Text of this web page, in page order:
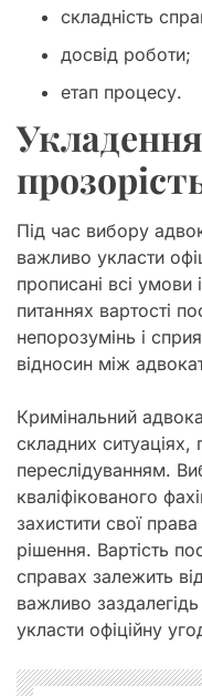
складність
досвід роботи;
етап процесу.
Під час вибору
важливо укласти
прописані всі умови
питаннях вартості
непорозумінь і
відносин між
Кримінальний
складних ситуаціях,
переслідуванням.
кваліфікованого
захистити свої
рішення. Вартість
справах залежить
важливо
укласти офіційну